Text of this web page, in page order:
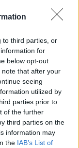
to third parties, or
for
below opt-out
that after your
seeing
utilized by
parties prior to
of the further
third parties on the
information may
the IAB’s List of
ολοένα και